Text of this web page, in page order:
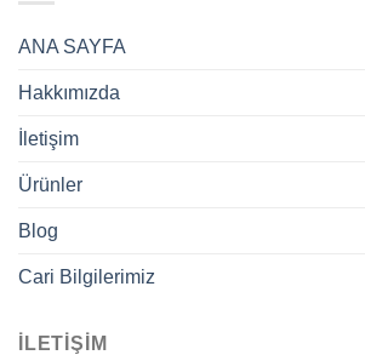
ANA SAYFA
Hakkımızda
İletişim
Ürünler
Blog
Cari Bilgilerimiz
İLETİŞİM